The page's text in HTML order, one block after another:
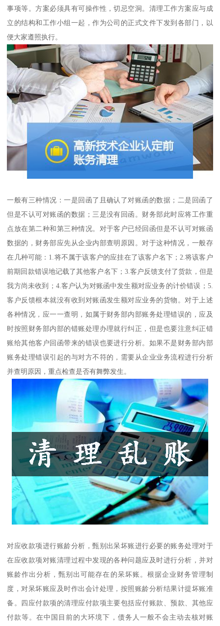
事项等。方案必须具有可操作性，切忌空洞。清理工作方案应与成
立的结构和工作小组一起，作为公司的正式文件下发到各部门，以
便大家遵照执行。
一般有三种情况：一是回函了且确认了对账函的数据；二是回函了
但是不认可对账函的数据；三是没有回函。财务部此时应将工作重
点放在第二种和第三种情况。对于客户已经回函但是不认可对账函
数据的，财务部应先从企业内部查明原因。对于这种情况，一般存
在几种可能：1.将不属于该客户的应挂在了该客户名下；2.将该客户
前期回款错误地记载了其他客户名下；3.客户反馈支付了货款，但是
我方尚未收到；4.客户认为对账函中发生额对应业务的计价错误；5.
客户反馈根本就没有收到对账函发生额对应业务的货物。对于上述
各种情况，应一一查明，如属于财务部内部账务处理错误的，应及
时按照财务部内部的错账处理办理就行纠正，但是也要注意纠正错
账给其他客户回函带来的错误也要进行分析。如果不是财务部内部
账务处理错误引起的与对方不符的，需要从企业业务流程进行分析
并查明原因，重点检查是否有舞弊发生。
对应收款项进行账龄分析，甄别出呆坏账进行必要的账务处理对于
在应收款项对账清理过程中发现的各种问题应及时进行分析，并对
账龄作出分析，甄别出可能存在的呆坏账。根据企业财务管理制
度，对呆坏账应及时作出会计处理，按照账龄分析结果计提坏账准
备。四应付款项的清理应付款项主要包括应付账款、预款、其他应
付款等。在中国目前的大环境下，债务人一般不会主动去核对账